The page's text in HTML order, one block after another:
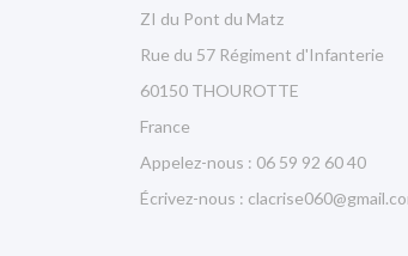
ZI du Pont du Matz
Rue du 57 Régiment d'Infanterie
60150 THOUROTTE
France
Appelez-nous : 06 59 92 60 40
Écrivez-nous :